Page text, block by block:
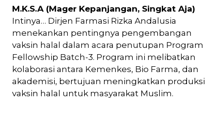
M.K.S.A (Mager Kepanjangan, Singkat Aja)
Intinya… Dirjen Farmasi Rizka Andalusia
menekankan pentingnya pengembangan
vaksin halal dalam acara penutupan Program
Fellowship Batch-3. Program ini melibatkan
kolaborasi antara Kemenkes, Bio Farma, dan
akademisi, bertujuan meningkatkan produksi
vaksin halal untuk masyarakat Muslim.